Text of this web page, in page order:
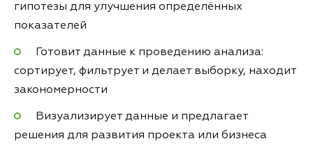
гипотезы для улучшения определённых
показателей
Готовит данные к проведению анализа:
сортирует, фильтрует и делает выборку, находит
закономерности
Визуализирует данные и предлагает
решения для развития проекта или бизнеса